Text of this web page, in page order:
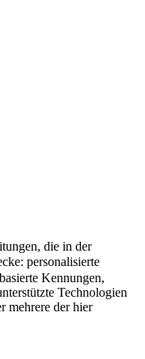
die in der
personalisierte
Kennungen,
Technologien
mehrere der hier